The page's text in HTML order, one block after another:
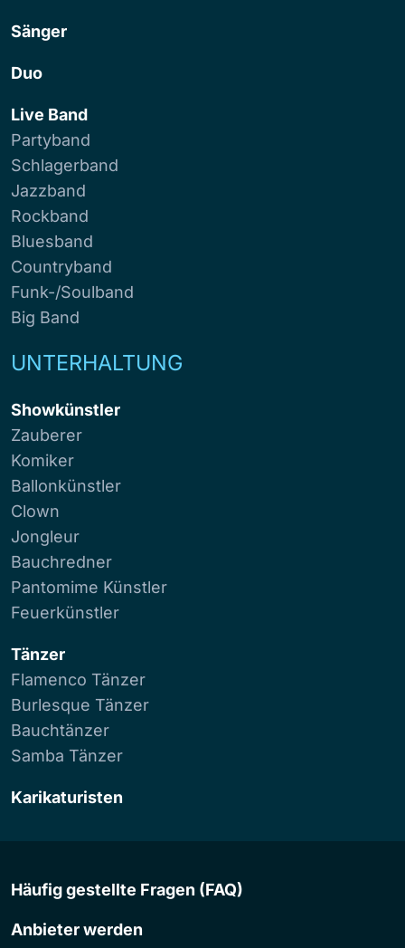
Sänger
Duo
Live Band
Partyband
Schlagerband
Jazzband
Rockband
Bluesband
Countryband
Funk-/Soulband
Big Band
UNTERHALTUNG
Showkünstler
Zauberer
Komiker
Ballonkünstler
Clown
Jongleur
Bauchredner
Pantomime Künstler
Feuerkünstler
Tänzer
Flamenco Tänzer
Burlesque Tänzer
Bauchtänzer
Samba Tänzer
Karikaturisten
Häufig gestellte Fragen (FAQ)
Anbieter werden